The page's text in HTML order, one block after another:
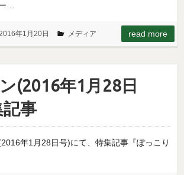
…
年1月20日 メディア read more
(2016年1月28日
事
年1月28日号)にて、特集記事『ぽっこり